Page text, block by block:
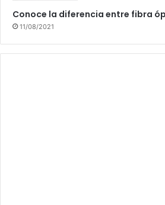
Conoce la diferencia entre fibra
11/08/2021